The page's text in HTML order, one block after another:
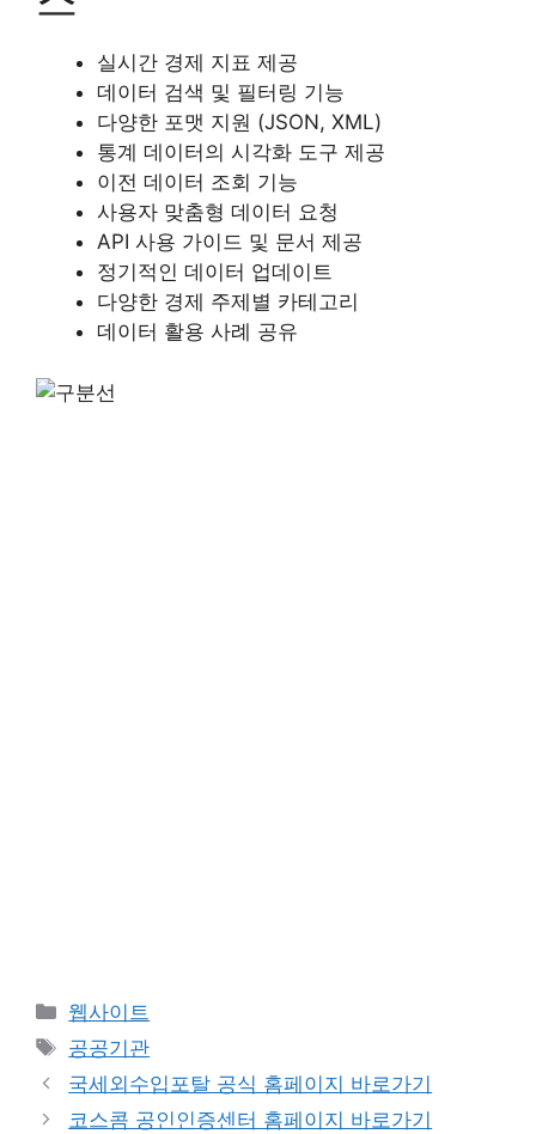
실시간 경제 지표 제공
데이터 검색 및 필터링 기능
다양한 포맷 지원 (JSON, XML)
통계 데이터의 시각화 도구 제공
이전 데이터 조회 기능
사용자 맞춤형 데이터 요청
API 사용 가이드 및 문서 제공
정기적인 데이터 업데이트
다양한 경제 주제별 카테고리
데이터 활용 사례 공유
카
테
고
리
웹사이트
태
그
공공기관
국세외수입포탈 공식 홈페이지 바로가기
코스콤 공인인증센터 홈페이지 바로가기